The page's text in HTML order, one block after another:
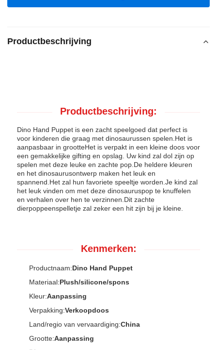
Productbeschrijving
Productbeschrijving:
Dino Hand Puppet is een zacht speelgoed dat perfect is
voor kinderen die graag met dinosaurussen spelen.Het is
aanpasbaar in grootteHet is verpakt in een kleine doos voor
een gemakkelijke gifting en opslag. Uw kind zal dol zijn op
spelen met deze leuke en zachte pop.De heldere kleuren
en het dinosaurusontwerp maken het leuk en
spannend.Het zal hun favoriete speeltje worden.Je kind zal
het leuk vinden om met deze dinosauruspop te knuffelen
en verhalen over hen te verzinnen.Dit zachte
dierpoppeenspelletje zal zeker een hit zijn bij je kleine.
Kenmerken:
Productnaam:Dino Hand Puppet
Materiaal:Plush/silicone/spons
Kleur:Aanpassing
Verpakking:Verkoopdoos
Land/regio van vervaardiging:China
Grootte:Aanpassing